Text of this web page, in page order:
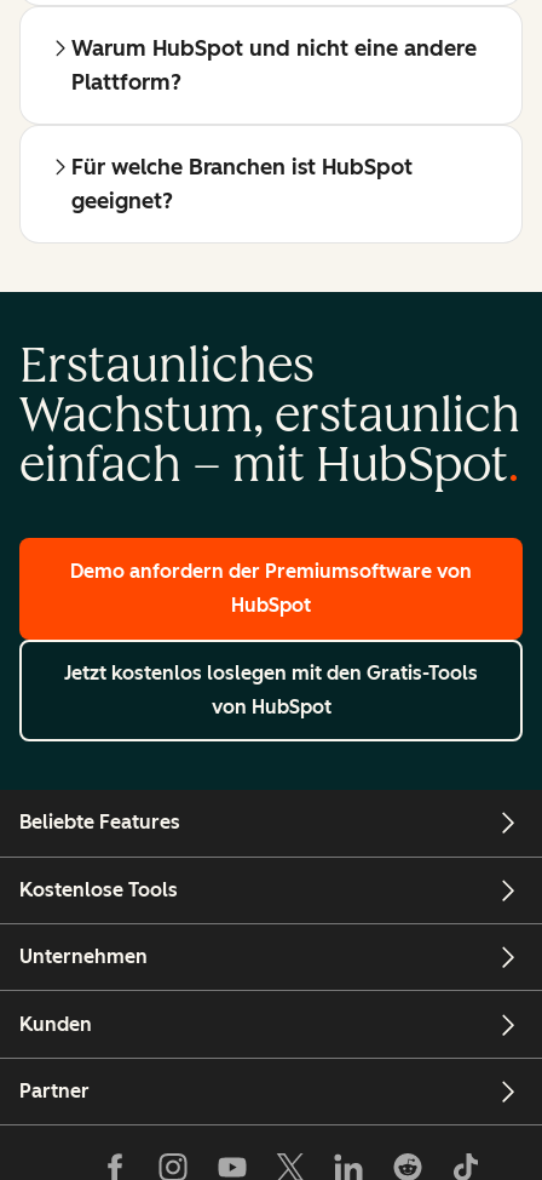
Warum HubSpot und nicht eine andere
Plattform?
Für welche Branchen ist HubSpot
geeignet?
Erstaunliches
Wachstum, erstaunlich
einfach – mit HubSpot
Demo anfordern der Premiumsoftware von
HubSpot
Jetzt kostenlos loslegen mit den Gratis-Tools
von HubSpot
Beliebte Features
Kostenlose Tools
Unternehmen
Kunden
Partner